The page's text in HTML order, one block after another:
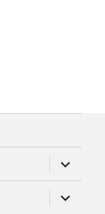
anzeigen
anzeigen